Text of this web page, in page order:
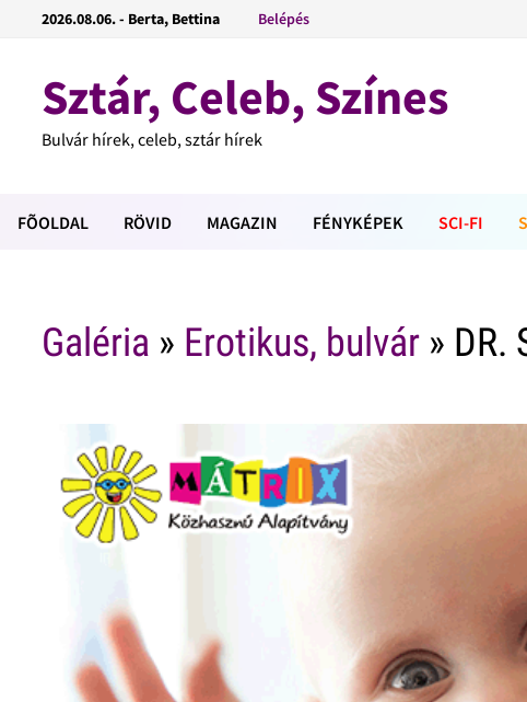
2026.08.06. - Berta, Bettina Belépés
Sztár, Celeb, Színes
Bulvár hírek, celeb, sztár hírek
FÕOLDAL RÖVID MAGAZIN FÉNYKÉPEK SCI-FI
Galéria » Erotikus, bulvár » DR.